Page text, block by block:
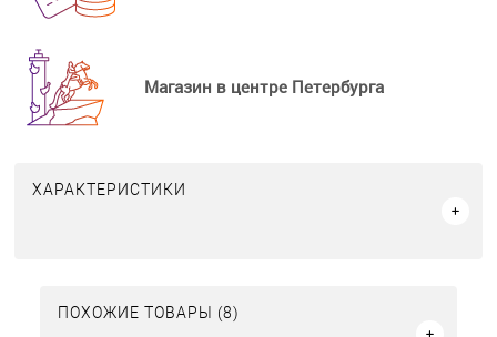
Магазин в центре Петербурга
ХАРАКТЕРИСТИКИ
ПОХОЖИЕ ТОВАРЫ (8)